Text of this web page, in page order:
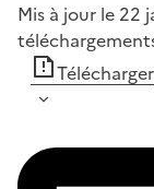
Mis à jour le 22
Télécharger